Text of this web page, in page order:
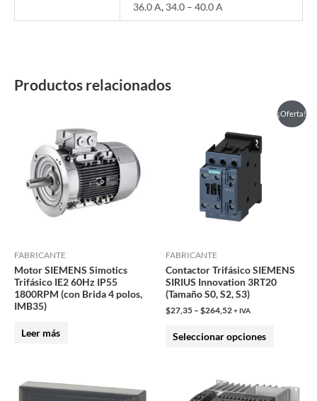
36.0 A, 34.0 – 40.0 A
Productos relacionados
FABRICANTE
Motor SIEMENS Simotics
Trifásico IE2 60Hz IP55
1800RPM (con Brida 4 polos,
IMB35)
Leer más
¡Oferta!
FABRICANTE
Contactor Trifásico SIEMENS
SIRIUS Innovation 3RT20
(Tamaño S0, S2, S3)
$27,35 – $264,52+ IVA
Seleccionar opciones
Este
producto
elegir
en